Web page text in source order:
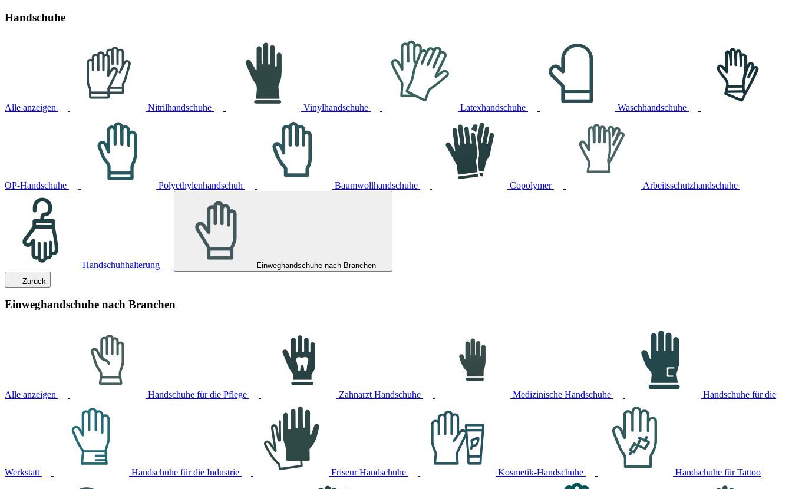
Handschuhe
Alle anzeigen Nitrilhandschuhe Vinylhandschuhe Latexhandschuhe Waschhandschuhe
OP-Handschuhe Polyethylenhandschuh Baumwollhandschuhe Copolymer Arbeitsschutzhandschuhe
Handschuhhalterung
Einweghandschuhe nach Branchen
Zurück
Einweghandschuhe nach Branchen
Alle anzeigen Handschuhe für die Pflege Zahnarzt Handschuhe Medizinische Handschuhe Handschuhe für die
Werkstatt Handschuhe für die Industrie Friseur Handschuhe Kosmetik-Handschuhe Handschuhe für Tattoo